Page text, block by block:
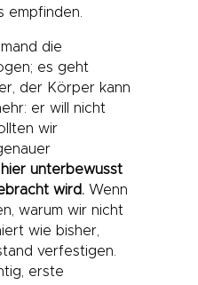
empfinden.
die
es geht
der Körper kann
er will nicht
wir
unterbewusst
wird.Wenn
warum wir nicht
wie bisher,
verfestigen.
erste